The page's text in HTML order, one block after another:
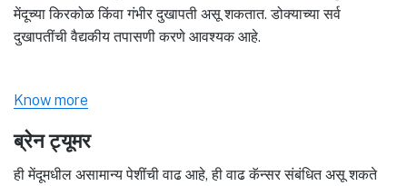
मेंदूच्या किरकोळ किंवा गंभीर दुखापती असू शकतात. डोक्याच्या सर्व
दुखापतींची वैद्यकीय तपासणी करणे आवश्यक आहे.
Know more
ब्रेन ट्यूमर
ही मेंदूमधील असामान्य पेशींची वाढ आहे, ही वाढ कॅन्सर संबंधित असू शकते